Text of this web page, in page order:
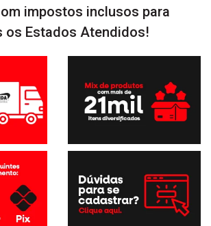
impostos inclusos para
os Estados Atendidos!